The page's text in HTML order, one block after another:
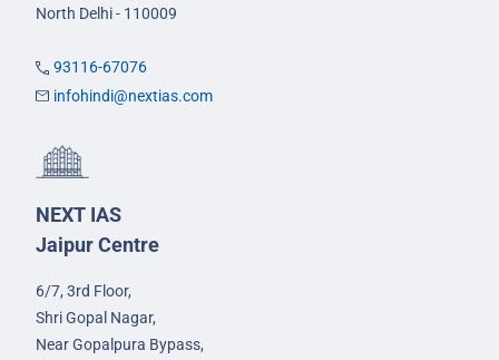
North Delhi - 110009
93116-67076
infohindi@nextias.com
NEXT IAS
Jaipur Centre
6/7, 3rd Floor,
Shri Gopal Nagar,
Near Gopalpura Bypass,